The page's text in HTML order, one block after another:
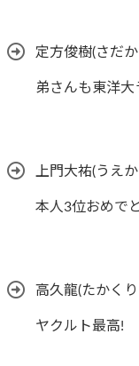
定方俊樹(さだ
弟さんも東洋大
上門大祐(うえ
本人3位おめで
高久龍(たかく
ヤクルト最高!